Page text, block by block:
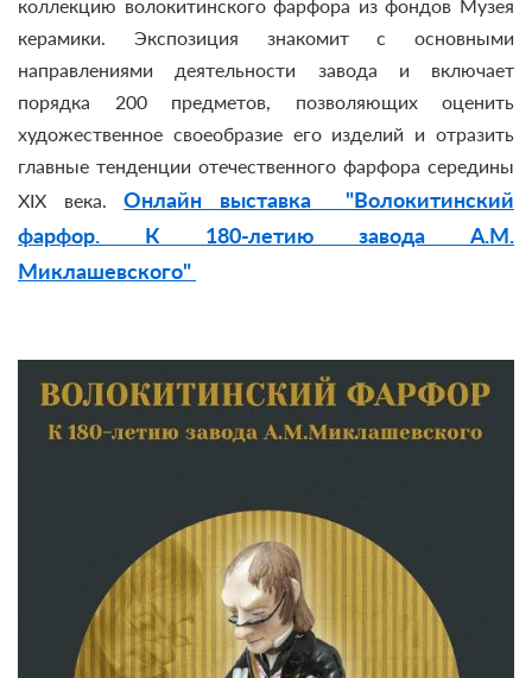
коллекцию волокитинского фарфора из фондов Музея
керамики. Экспозиция знакомит с основными
направлениями деятельности завода и включает
порядка 200 предметов, позволяющих оценить
художественное своеобразие его изделий и отразить
главные тенденции отечественного фарфора середины
XIX века.Онлайн выставка "Волокитинский
фарфор. К 180-летию завода А.М.
Миклашевского"